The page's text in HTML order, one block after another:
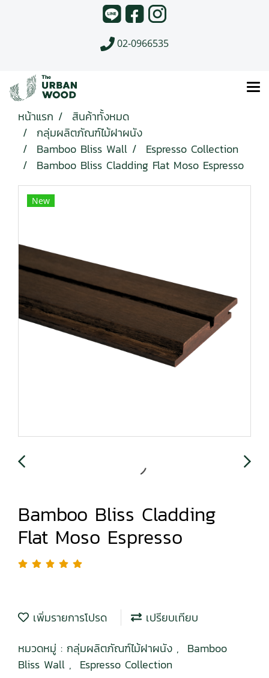
02-0966535
หน้าแรก
สินค้าทั้งหมด
กลุ่มผลิตภัณฑ์ไม้ฝาผนัง
Bamboo Bliss Wall
Espresso Collection
Bamboo Bliss Cladding Flat Moso Espresso
New
Bamboo Bliss Cladding
Flat Moso Espresso
เพิ่มรายการโปรด
เปรียบเทียบ
หมวดหมู่ : กลุ่มผลิตภัณฑ์ไม้ฝาผนัง , Bamboo
Bliss Wall , Espresso Collection